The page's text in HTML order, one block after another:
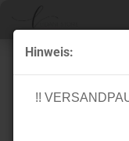
Hinweis:
!!
Knopf Corozo -